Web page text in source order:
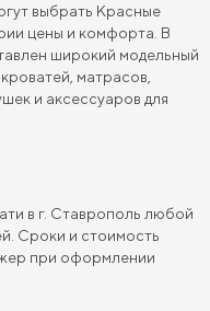
серого цвета
фиолетового цвета
шириной 120 см
шириной 160 см
выбрать Красные
цены и комфорта. В
широкий модельный
матрасов,
и аксессуаров для
в г. Ставрополь любой
Сроки и стоимость
при оформлении